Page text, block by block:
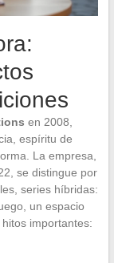
en 2008,
espíritu de
La empresa,
se distingue por
series híbridas:
un espacio
importantes: